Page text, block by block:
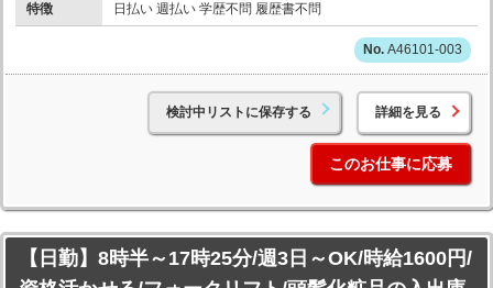
特徴 日払い 週払い 学歴不問 履歴書不問
A46101-003
検討中リストに保存する 詳細を見る
このお仕事に応募
【日勤】8時半～17時25分/週3日～OK/時給1600円/